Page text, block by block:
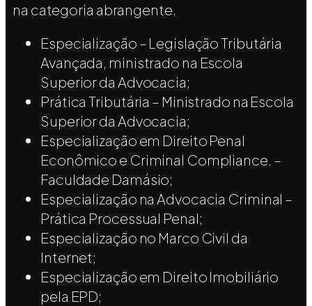
na categoria abrangente.
Especialização – Legislação Tributária
Avançada, ministrado na Escola
Superior da Advocacia;
Prática Tributária – Ministrado na Escola
Superior da Advocacia;
Especialização em Direito Penal
Econômico e Criminal Compliance. –
Faculdade Damásio;
Especialização na Advocacia Criminal –
Prática Processual Penal;
Especialização no Marco Civil da
Internet;
Especialização em Direito Imobiliário
pela EPD;